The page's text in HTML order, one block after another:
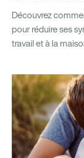
Découvrez
pour réduire ses
travail et à la